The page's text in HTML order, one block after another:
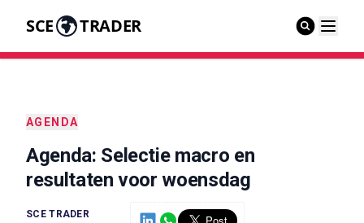
SCE TRADER
AGENDA
Agenda: Selectie macro en
resultaten voor woensdag
SCE TRADER